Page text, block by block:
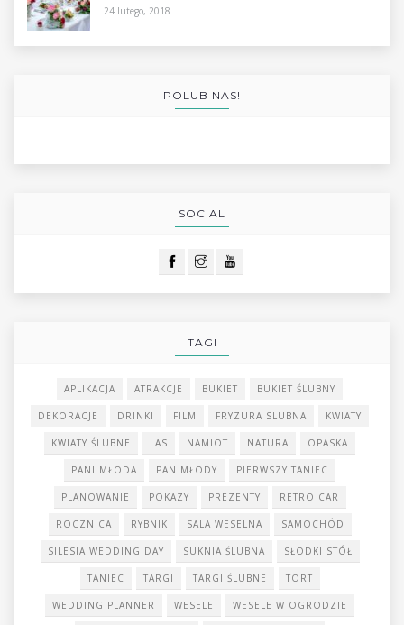
24 lutego, 2018
POLUB NAS!
SOCIAL
TAGI
APLIKACJA ATRAKCJE BUKIET BUKIET ŚLUBNY
DEKORACJE DRINKI FILM FRYZURA SLUBNA KWIATY
KWIATY ŚLUBNE LAS NAMIOT NATURA OPASKA
PANI MŁODA PAN MŁODY PIERWSZY TANIEC
PLANOWANIE POKAZY PREZENTY RETRO CAR
ROCZNICA RYBNIK SALA WESELNA SAMOCHÓD
SILESIA WEDDING DAY SUKNIA ŚLUBNA SŁODKI STÓŁ
TANIEC TARGI TARGI ŚLUBNE TORT
WEDDING PLANNER WESELE WESELE W OGRODZIE